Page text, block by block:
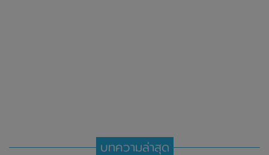
บทความล่าสุด